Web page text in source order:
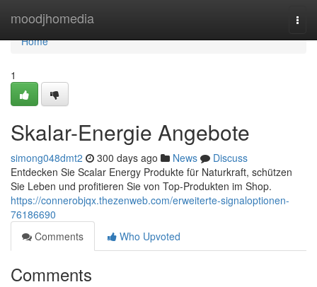
moodjhomedia
Home
Home
1
Skalar-Energie Angebote
simong048dmt2 300 days ago News
Discuss
Entdecken Sie Scalar Energy Produkte für Naturkraft, schützen
Sie Leben und profitieren Sie von Top-Produkten im Shop.
https://connerobjqx.thezenweb.com/erweiterte-signaloptionen-
76186690
Comments
Who Upvoted
Comments